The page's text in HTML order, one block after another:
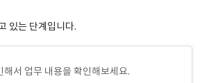
있는 단계입니다.
해서 업무 내용을 확인해보세요.